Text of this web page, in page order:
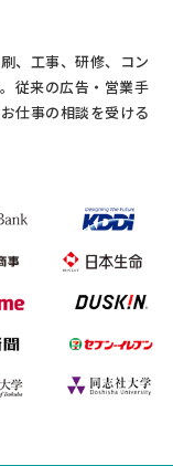
、工事、研修、コン
従来の広告・営業手
仕事の相談を受ける